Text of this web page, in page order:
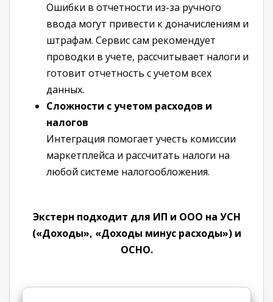
Ошибки в отчетности из-за ручного
ввода могут привести к доначислениям и
штрафам. Сервис сам рекомендует
проводки в учете, рассчитывает налоги и
готовит отчетность с учетом всех
данных.
Сложности с учетом расходов и
налогов
Интеграция помогает учесть комиссии
маркетплейса и рассчитать налоги на
любой системе налогообложения.
Экстерн подходит для ИП и ООО на УСН
(«Доходы», «Доходы минус расходы») и
ОСНО.